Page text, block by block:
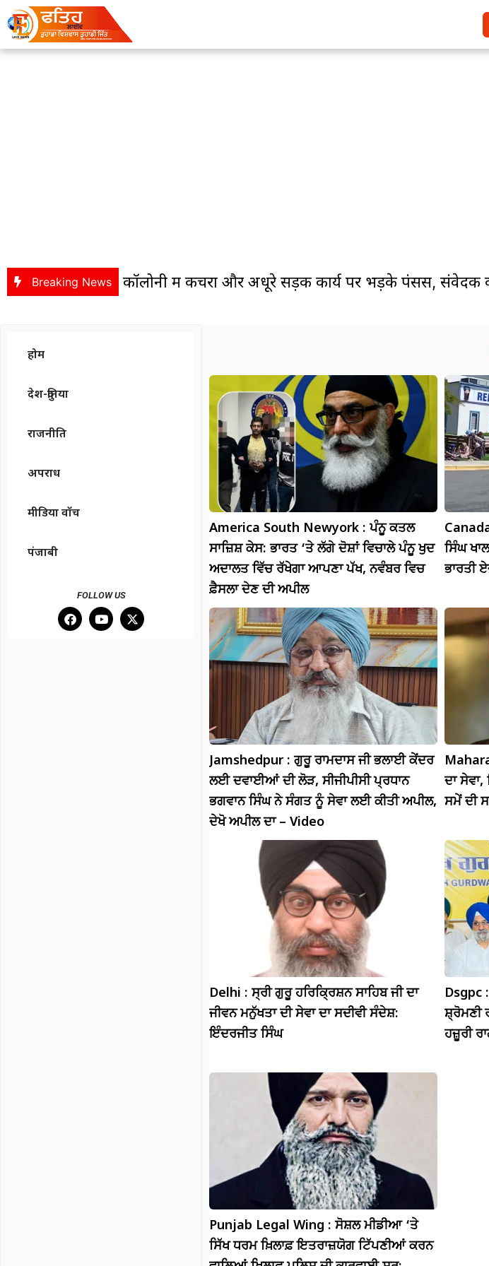
Breaking News
: बागबेड़ा कॉलोनी में कचरा और अधूरे सड़क कार्य पर भड़के पंसस, संवेदक को
होम
देश-दुनिया
राजनीति
अपराध
मीडिया वॉच
पंजाबी
FOLLOW US
America South Newyork : ਪੰਨੂ ਕਤਲ
ਸਾਜ਼ਿਸ਼ ਕੇਸ: ਭਾਰਤ ‘ਤੇ ਲੱਗੇ ਦੋਸ਼ਾਂ ਵਿਚਾਲੇ ਪੰਨੂ ਖੁਦ
ਅਦਾਲਤ ਵਿੱਚ ਰੱਖੇਗਾ ਆਪਣਾ ਪੱਖ, ਨਵੰਬਰ ਵਿਚ
ਫ਼ੈਸਲਾ ਦੇਣ ਦੀ ਅਪੀਲ
ਸਿੰਘ
ਭਾਰਤੀ
Jamshedpur : ਗੁਰੂ ਰਾਮਦਾਸ ਜੀ ਭਲਾਈ ਕੇਂਦਰ
ਲਈ ਦਵਾਈਆਂ ਦੀ ਲੋੜ, ਸੀਜੀਪੀਸੀ ਪ੍ਰਧਾਨ
ਭਗਵਾਨ ਸਿੰਘ ਨੇ ਸੰਗਤ ਨੂੰ ਸੇਵਾ ਲਈ ਕੀਤੀ ਅਪੀਲ,
ਦੇਖੋ ਅਪੀਲ ਦਾ – Video
ਦਾ
ਸਮੇਂ ਦੀ
Delhi : ਸ੍ਰੀ ਗੁਰੂ ਹਰਿਕ੍ਰਿਸ਼ਨ ਸਾਹਿਬ ਜੀ ਦਾ
ਜੀਵਨ ਮਨੁੱਖਤਾ ਦੀ ਸੇਵਾ ਦਾ ਸਦੀਵੀ ਸੰਦੇਸ਼:
ਇੰਦਰਜੀਤ ਸਿੰਘ
Dsgpc
ਸ਼੍ਰੋਮਣੀ
ਹਜ਼ੂਰੀ
Punjab Legal Wing : ਸੋਸ਼ਲ ਮੀਡੀਆ ‘ਤੇ
ਸਿੱਖ ਧਰਮ ਖ਼ਿਲਾਫ਼ ਇਤਰਾਜ਼ਯੋਗ ਟਿੱਪਣੀਆਂ ਕਰਨ